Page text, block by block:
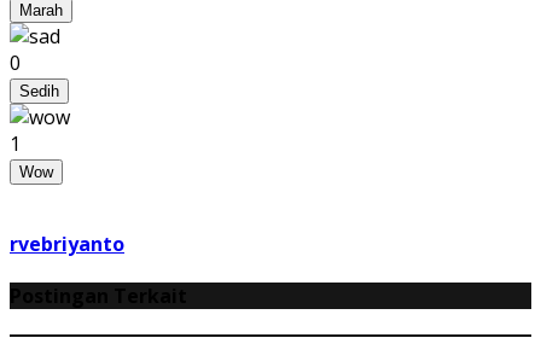
Marah
0
Sedih
1
Wow
rvebriyanto